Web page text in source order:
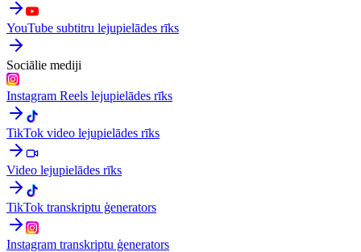
YouTube subtitru lejupielādes rīks
Sociālie mediji
Instagram Reels lejupielādes rīks
TikTok video lejupielādes rīks
Video lejupielādes rīks
TikTok transkriptu ģenerators
Instagram transkriptu ģenerators